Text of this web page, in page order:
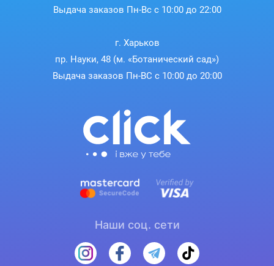
Выдача заказов Пн-Вс с 10:00 до 22:00
г. Харьков
пр. Науки, 48 (м. «Ботанический сад»)
Выдача заказов Пн-ВС с 10:00 до 20:00
Наши соц. сети